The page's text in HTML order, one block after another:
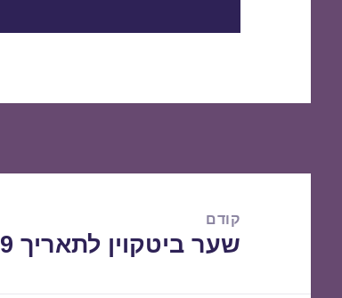
קודם
הפוסט
שער ביטקוין לתאריך 20/12/2019